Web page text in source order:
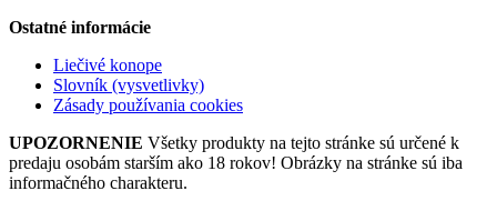
Ostatné informácie
Liečivé konope
Slovník (vysvetlivky)
Zásady používania cookies
UPOZORNENIE Všetky produkty na tejto stránke sú určené k
predaju osobám starším ako 18 rokov! Obrázky na stránke sú iba
informačného charakteru.